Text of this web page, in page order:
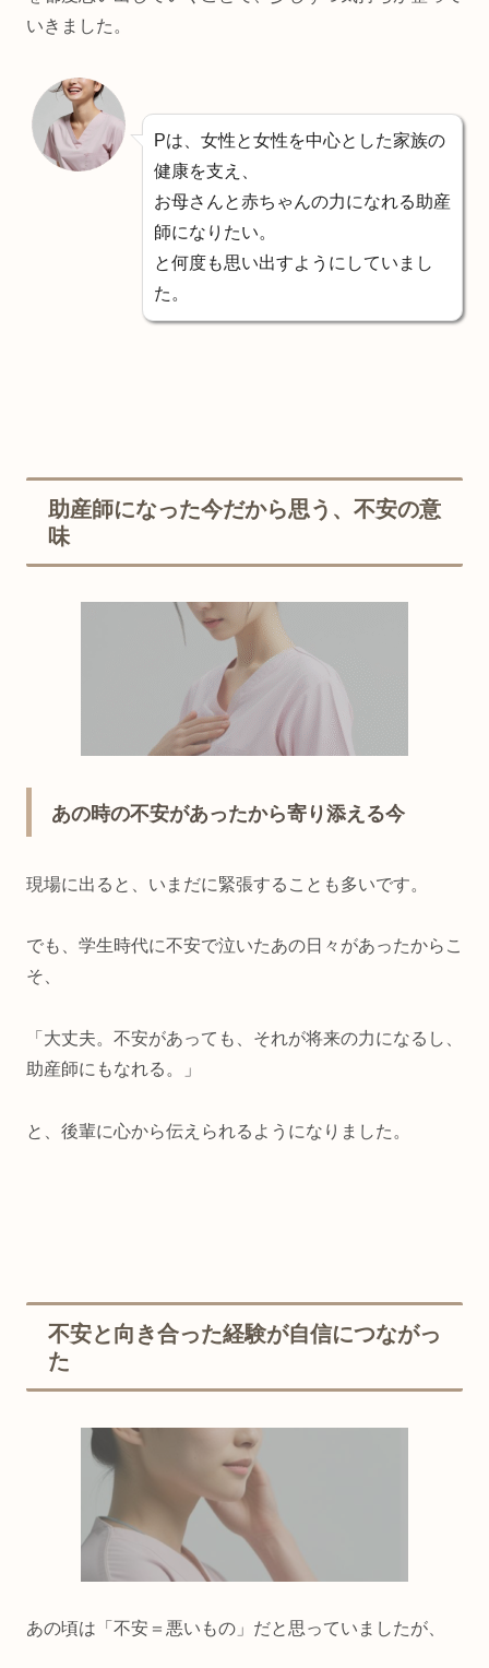
いきました。
Pは、女性と女性を中心とした家族の
健康を支え、
お母さんと赤ちゃんの力になれる助産
師になりたい。
と何度も思い出すようにしていまし
た。
助産師になった今だから思う、不安の意
味
あの時の不安があったから寄り添える今
現場に出ると、いまだに緊張することも多いです。
でも、学生時代に不安で泣いたあの日々があったからこ
そ、
「大丈夫。不安があっても、それが将来の力になるし、
助産師にもなれる。」
と、後輩に心から伝えられるようになりました。
不安と向き合った経験が自信につながっ
た
あの頃は「不安＝悪いもの」だと思っていましたが、